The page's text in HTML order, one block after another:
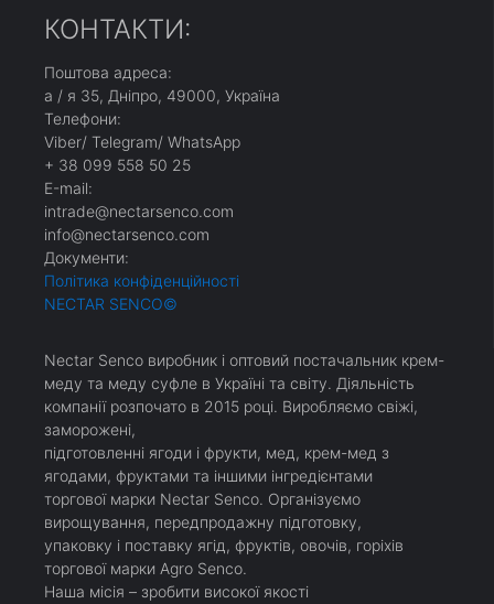
КОНТАКТИ:
Поштова адреса:
а / я 35, Дніпро, 49000, Україна
Телефони:
Viber/ Telegram/ WhatsApp
+ 38 099 558 50 25
Е-mail:
intrade@nectarsenco.com
info@nectarsenco.com
Документи:
Політика конфіденційності
NECTAR SENCO©
Nectar Senco виробник і оптовий постачальник крем-
меду та меду суфле в Україні та світу. Діяльність
компанії розпочато в 2015 році. Виробляємо свіжі,
заморожені,
пiдготовленнi ягоди і фрукти, мед, крем-мед з
ягодами, фруктами та іншими інгредієнтами
торгової марки Nectar Senco. Організуємо
вирощування, передпродажну підготовку,
упаковку і поставку ягід, фруктів, овочів, горіхів
торгової марки Agro Senco.
Наша місія – зробити високої якості